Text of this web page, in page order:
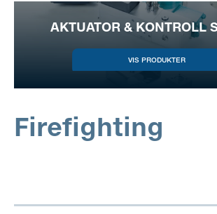
AKTUATOR & KONTROLL
Firefighting